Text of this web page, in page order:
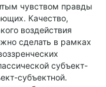
чувством правды
Качество,
воздействия
сделать в рамках
субъект-
субъектной.